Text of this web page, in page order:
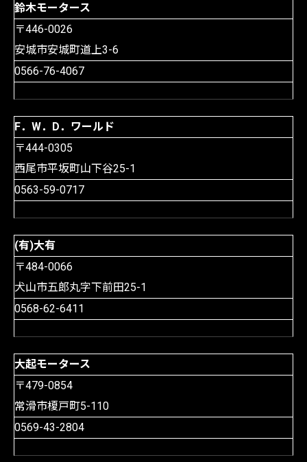
鈴木モータース
〒446-0026
安城市安城町道上3-6
0566-76-4067
F．W．D．ワールド
〒444-0305
西尾市平坂町山下谷25-1
0563-59-0717
(有)大有
〒484-0066
犬山市五郎丸字下前田25-1
0568-62-6411
大起モータース
〒479-0854
常滑市榎戸町5-110
0569-43-2804